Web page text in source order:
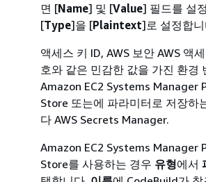
면 [Name] 및 [Value] 필드를 설
[Type]을 [Plaintext]로 설정합
액세스 키 ID, AWS 보안 AWS 액
호와 같은 민감한 값을 가진 환경
Amazon EC2 Systems Manager
Store 또는에 파라미터로 저장하
다 AWS Secrets Manager.
Amazon EC2 Systems Manager
Store를 사용하는 경우 유형에서